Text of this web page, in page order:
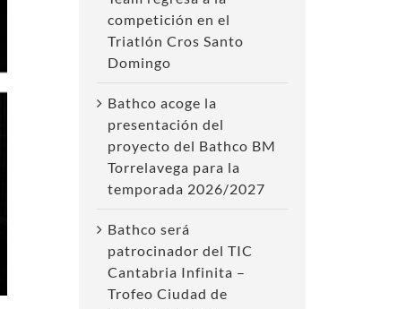
competición en el
Triatlón Cros Santo
Domingo
Bathco acoge la
presentación del
proyecto del Bathco BM
Torrelavega para la
temporada 2026/2027
Bathco será
patrocinador del TIC
Cantabria Infinita –
Trofeo Ciudad de